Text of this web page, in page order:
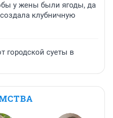
у жены были ягоды, да
клубничную
городской суеты в